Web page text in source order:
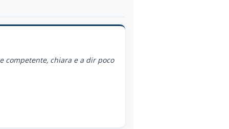
competente, chiara e a dir poco